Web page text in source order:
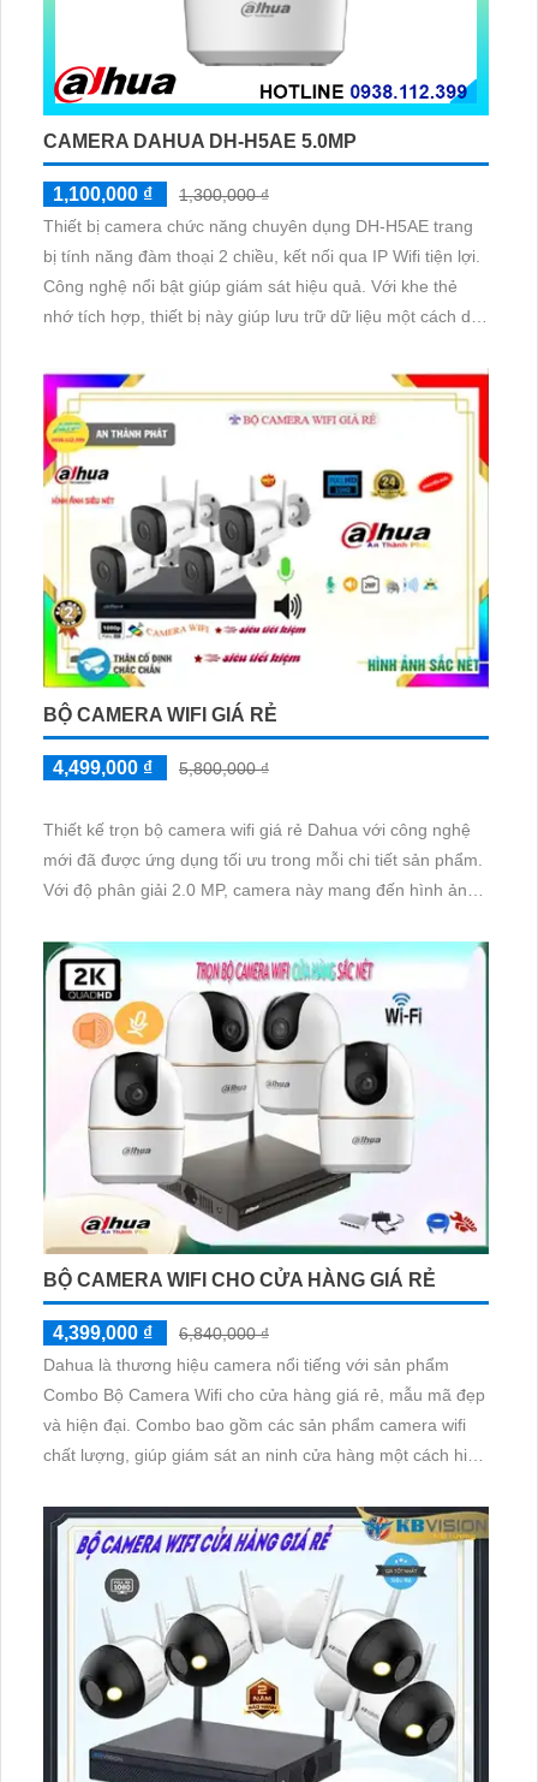
CAMERA DAHUA DH-H5AE 5.0MP
1,100,000 ₫
1,300,000 ₫
Thiết bị camera chức năng chuyên dụng DH-H5AE trang
bị tính năng đàm thoại 2 chiều, kết nối qua IP Wifi tiện lợi.
Công nghệ nổi bật giúp giám sát hiệu quả. Với khe thẻ
nhớ tích hợp, thiết bị này giúp lưu trữ dữ liệu một cách dễ
giám sát an ninh
BỘ CAMERA WIFI GIÁ RẺ
4,499,000 ₫ 5,800,000 ₫
Thiết kế trọn bộ camera wifi giá rẻ Dahua với công nghệ
mới đã được ứng dụng tối ưu trong mỗi chi tiết sản phẩm.
Với độ phân giải 2.0 MP, camera này mang đến hình ảnh
Bên cạnh đó, sản phẩm còn đi kèm với dịch vụ tốt để đảm
bảo sự hài lòng của khách hàng
BỘ CAMERA WIFI CHO CỬA HÀNG GIÁ RẺ
4,399,000 ₫
6,840,000 ₫
Dahua là thương hiệu camera nổi tiếng với sản phẩm
Combo Bộ Camera Wifi cho cửa hàng giá rẻ, mẫu mã đẹp
và hiện đại. Combo bao gồm các sản phẩm camera wifi
chất lượng, giúp giám sát an ninh cửa hàng một cách hiệu
và loa, cho phép người dùng không chỉ quan sát mà còn
có thể trò chuyện trực tiếp